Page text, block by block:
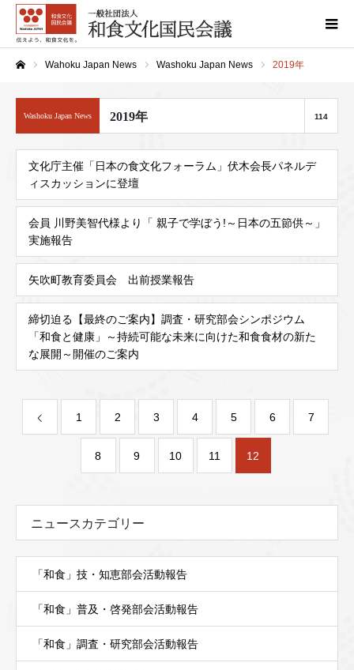
Wahoku Japan News Washoku Japan News 2019年
Washoku Japan News 2019年 114
文化庁主催「日本の食文化フォーラム」伏木会長パネルデ
ィスカッションに登壇
会員 川野美智代様より「 親子で学ぼう!～日本の五節供～」
実施報告
矢吹町教育委員会 出前授業報告
締切迫る【最終のご案内】調査・研究部会シンポジウム
「和食と健康」～持続可能な未来に向けた和食食材の新た
な展開～開催のご案内
1 2 3 4 5 6 7
8 9 10 11 12
ニュースカテゴリー
「和食」技・知恵部会活動報告
「和食」普及・啓発部会活動報告
「和食」調査・研究部会活動報告